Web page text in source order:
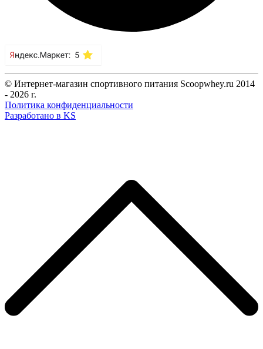
© Интернет-магазин спортивного питания Scoopwhey.ru 2014
- 2026 г.
Политика конфиденциальности
Разработано в KS